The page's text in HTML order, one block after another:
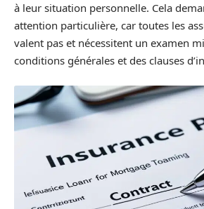
à leur situation personnelle. Cela
attention particulière, car toutes les
valent pas et nécessitent un examen
conditions générales et des clauses